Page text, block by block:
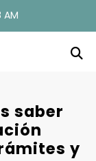
AM
saber
y